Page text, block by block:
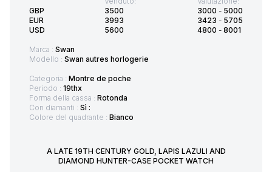
GBP
EUR
USD
3500
3993
5600
3000 - 5000
3423 - 5705
4800 - 8001
Marca : Swan
Modello : Swan autres horlogerie
Categoria : Montre de poche
Periodo : 19thx
Forma della cassa : Rotonda
Con diamanti : Sì :
Colore del quadrante : Bianco
A LATE 19TH CENTURY GOLD, LAPIS LAZULI AND
DIAMOND HUNTER-CASE POCKET WATCH